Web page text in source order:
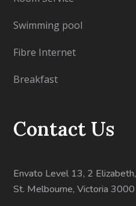
Swimming pool
Fibre Internet
Breakfast
Contact Us
Envato Level 13, 2 Elizabeth,
St. Melbourne, Victoria 3000